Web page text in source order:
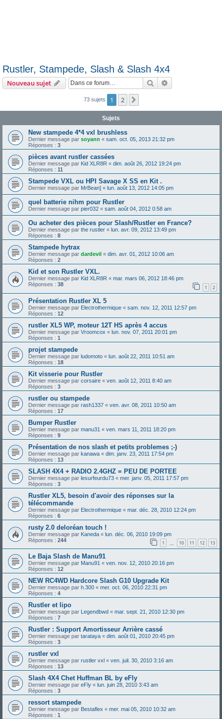
Rustler, Stampede, Slash & Slash 4x4
Nouveau sujet Rechercher
73 sujets 1 2
Sujets
New stampede 4*4 vxl brushless
Dernier message par soyann « sam. oct. 05, 2013 21:32 pm
Réponses : 3
pièces avant rustler cassées
Dernier message par Kid XLR8R « dim. août 26, 2012 19:24 pm
Réponses : 11
Stampede VXL ou HPI Savage X SS en Kit .
Dernier message par MrBean] « lun. août 13, 2012 14:05 pm
quel batterie nihm pour Rustler
Dernier message par pier032 « sam. août 04, 2012 0:58 am
Ou acheter des pièces pour Slash/Rustler en France?
Dernier message par the rustler « lun. avr. 09, 2012 13:49 pm
Réponses : 8
Stampede hytrax
Dernier message par dardevil « dim. avr. 01, 2012 10:06 am
Réponses : 2
Kid et son Rustler VXL.
Dernier message par Kid XLR8R « mar. mars 06, 2012 18:46 pm
Réponses : 38 1 2
Présentation Rustler XL 5
Dernier message par Electrothermique « sam. nov. 12, 2011 12:57 pm
Réponses : 12
rustler XL5 WP, moteur 12T HS après 4 accus
Dernier message par Vroomcox « lun. nov. 07, 2011 20:01 pm
Réponses : 1
projet stampede
Dernier message par ludomoto « lun. août 22, 2011 10:51 am
Réponses : 18
Kit visserie pour Rustler
Dernier message par corsaire « ven. août 12, 2011 8:40 am
Réponses : 3
rustler ou stampede
Dernier message par rash1337 « ven. avr. 08, 2011 10:50 am
Réponses : 17
Bumper Rustler
Dernier message par manu31 « ven. mars 11, 2011 18:20 pm
Réponses : 9
Présentation de nos slash et petits problemes ;-)
Dernier message par kanawa « dim. janv. 23, 2011 17:54 pm
Réponses : 13
SLASH 4X4 + RADIO 2.4GHZ = PEU DE PORTEE
Dernier message par lesurfeurdu73 « mer. janv. 05, 2011 17:57 pm
Réponses : 3
Rustler XL5, besoin d'avoir des réponses sur la
télécommande
Dernier message par Electrothermique « mar. déc. 28, 2010 12:24 pm
Réponses : 6
rusty 2.0 deloréan touch !
Dernier message par Kaneda « lun. déc. 06, 2010 19:09 pm
Réponses : 244 1 10 11 12 13
Le Baja Slash de Manu91
Dernier message par Manu91 « ven. nov. 12, 2010 20:16 pm
Réponses : 12
NEW RC4WD Hardcore Slash G10 Upgrade Kit
Dernier message par h.300 « mer. oct. 06, 2010 22:31 pm
Réponses : 4
Rustler et lipo
Dernier message par Legendbwd « mar. sept. 21, 2010 12:30 pm
Réponses : 7
Rustler : Support Amortisseur Arrière cassé
Dernier message par tarataya « dim. août 01, 2010 20:45 pm
Réponses : 3
rustler vxl
Dernier message par rustler vxl « ven. juil. 30, 2010 3:16 am
Réponses : 13
Slash 4X4 Chet Huffman BL by eFly
Dernier message par eFly « lun. juin 28, 2010 3:43 am
Réponses : 3
ressort stampede
Dernier message par Bestaflex « mer. mai 05, 2010 10:32 am
Réponses : 1